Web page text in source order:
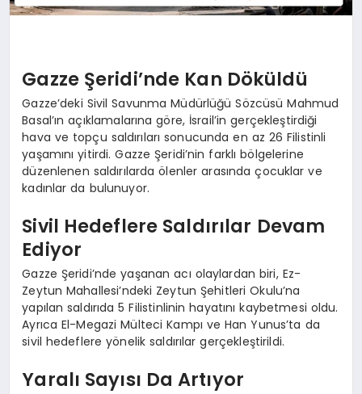
Gazze Şeridi’nde Kan Döküldü
Gazze’deki Sivil Savunma Müdürlüğü Sözcüsü Mahmud
Basal’ın açıklamalarına göre, İsrail’in gerçekleştirdiği
hava ve topçu saldırıları sonucunda en az 26 Filistinli
yaşamını yitirdi. Gazze Şeridi’nin farklı bölgelerine
düzenlenen saldırılarda ölenler arasında çocuklar ve
kadınlar da bulunuyor.
Sivil Hedeflere Saldırılar Devam
Ediyor
Gazze Şeridi’nde yaşanan acı olaylardan biri, Ez-
Zeytun Mahallesi’ndeki Zeytun Şehitleri Okulu’na
yapılan saldırıda 5 Filistinlinin hayatını kaybetmesi oldu.
Ayrıca El-Megazi Mülteci Kampı ve Han Yunus’ta da
sivil hedeflere yönelik saldırılar gerçekleştirildi.
Yaralı Sayısı Da Artıyor